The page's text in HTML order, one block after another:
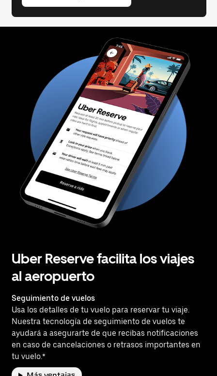
Uber Reserve facilita los viajes
al aeropuerto
Seguimiento de vuelos
Usa los detalles de tu vuelo para reservar tu viaje.
Nuestra tecnología de seguimiento de vuelos te
ayudará a asegurarte de que recibas notificaciones
en caso de cancelaciones o retrasos importantes en
tu vuelo.*